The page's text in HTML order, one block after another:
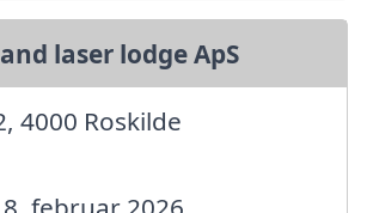
laser lodge ApS
4000 Roskilde